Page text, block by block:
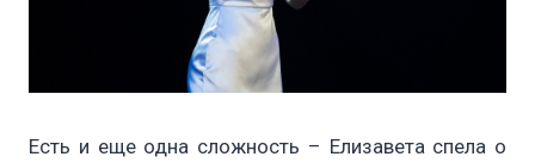
Есть и еще одна сложность – Елизавета спела о